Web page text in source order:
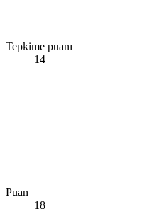
Tepkime puanı
14
Puan
18